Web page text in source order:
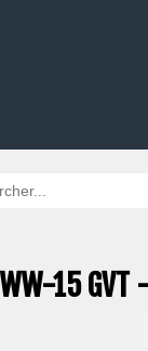
WW-15